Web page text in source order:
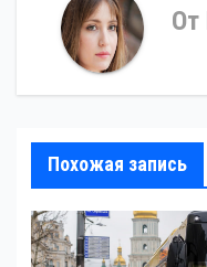
От
Похожая запись